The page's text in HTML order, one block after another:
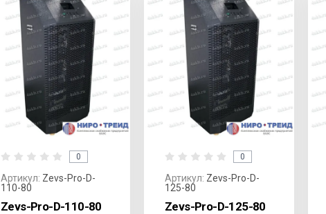
0
Артикул: Zevs-Pro-D-
110-80
Zevs-Pro-D-110-80
0
Артикул: Zevs-Pro-D-
125-80
Zevs-Pro-D-125-80